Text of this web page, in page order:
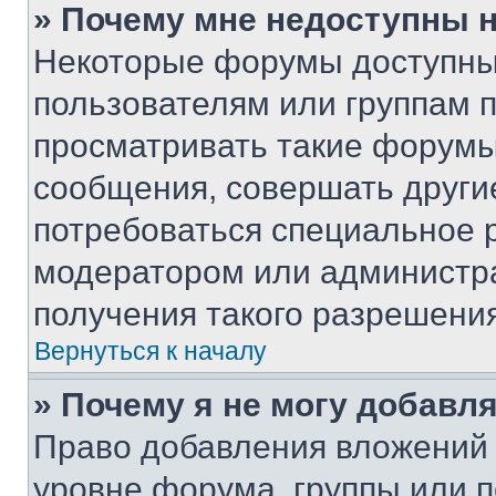
» Почему мне недоступны
Некоторые форумы
пользователям или группам
просматривать такие
сообщения, совершать
потребоваться
модератором или
получения такого
Вернуться к началу
» Почему я не могу
Право добавления